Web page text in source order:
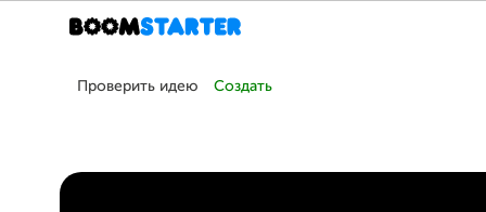
Проверить идею Создать